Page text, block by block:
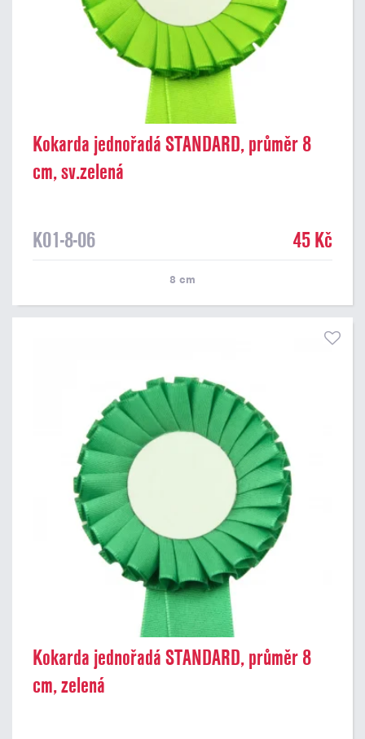
Kokarda jednořadá STANDARD, průměr 8
cm, sv.zelená
K01-8-06 45 Kč
8 cm
Kokarda jednořadá STANDARD, průměr 8
cm, zelená